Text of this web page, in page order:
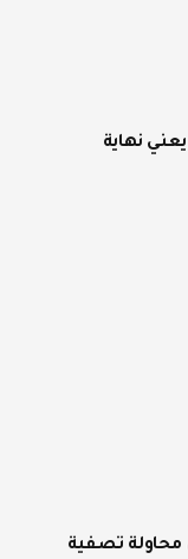
نهاية
تصفية